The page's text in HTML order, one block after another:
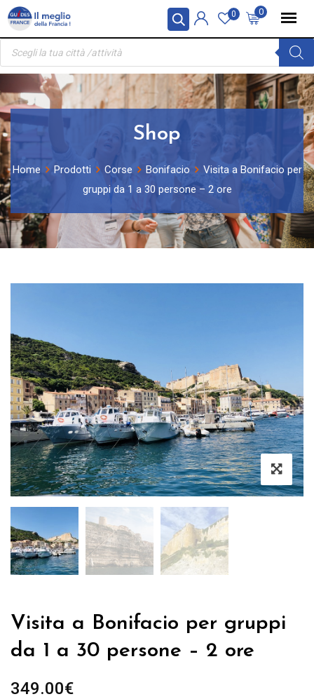
Pannello di gestione dei cookies
Skip
content
0
0
Ricerca
prodotti
Shop
Home Prodotti Corse Bonifacio
Visita a Bonifacio per
gruppi da 1 a 30 persone – 2 ore
Visita a Bonifacio per gruppi
da 1 a 30 persone – 2 ore
349.00€